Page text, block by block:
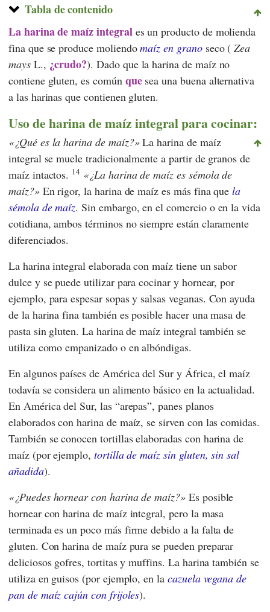
Tabla de contenido
La harina de maíz integral es un producto de molienda
fina que se produce moliendomaíz en granoseco (Zea
maysL., ¿crudo?). Dado que la harina de maíz no
contiene gluten, es común quesea una buena alternativa
a las harinas que contienen gluten.
Uso de harina de maíz integral para cocinar:
¿Qué es la harina de maíz? La harina de maíz
integral se muele tradicionalmente a partir de granos de
maíz intactos. 14
¿La harina de maíz es sémola de
maíz? En rigor, la harina de maíz es más fina quela
sémola de maíz. Sin embargo, en el comercio o en la vida
cotidiana, ambos términos no siempre están claramente
diferenciados.
La harina integral elaborada con maíz tiene un sabor
dulce y se puede utilizar para cocinar y hornear, por
ejemplo, para espesar sopas y salsas veganas. Con ayuda
de la harina fina también es posible hacer una masa de
pasta sin gluten. La harina de maíz integral también se
utiliza como empanizado o en albóndigas.
En algunos países de América del Sur y África, el maíz
todavía se considera un alimento básico en la actualidad.
En América del Sur, las “arepas”, panes planos
elaborados con harina de maíz, se sirven con las comidas.
También se conocen tortillas elaboradas con harina de
maíz (por ejemplo, tortilla de maíz sin gluten, sin sal
añadida).
¿Puedes hornear con harina de maíz? Es posible
hornear con harina de maíz integral, pero la masa
terminada es un poco más firme debido a la falta de
gluten. Con harina de maíz pura se pueden preparar
deliciosos gofres, tortitas y muffins. La harina también se
utiliza en guisos (por ejemplo, en la cazuela vegana de
pan de maíz cajún con frijoles).